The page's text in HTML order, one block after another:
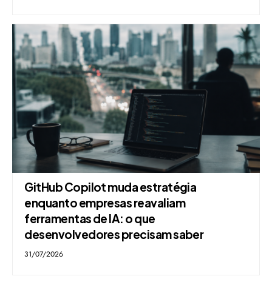
GitHub Copilot muda estratégia
enquanto empresas reavaliam
ferramentas de IA: o que
desenvolvedores precisam saber
31/07/2026